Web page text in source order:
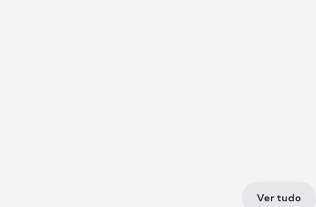
Ver tudo